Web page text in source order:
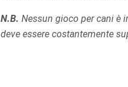
N.B. Nessun gioco per cani è
deve essere costantemente